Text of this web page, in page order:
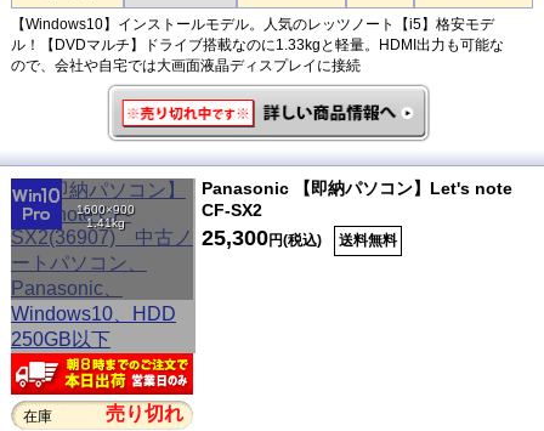
【Windows10】インストールモデル。人気のレッツノート【i5】格安モデ
ル！【DVDマルチ】ドライブ搭載なのに1.33kgと軽量。HDMI出力も可能な
ので、会社や自宅では大画面液晶ディスプレイに接続
1600×900
1.41kg
在庫 売り切れ
Panasonic 【即納パソコン】Let's note
CF-SX2
25,300円(税込) 送料無料